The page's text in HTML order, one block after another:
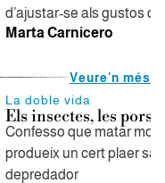
d’ajustar-se als gustos
Marta Carnicero
Veure'n més
La doble vida
Els insectes, les pors
Confesso que matar
produeix un cert plaer
depredador